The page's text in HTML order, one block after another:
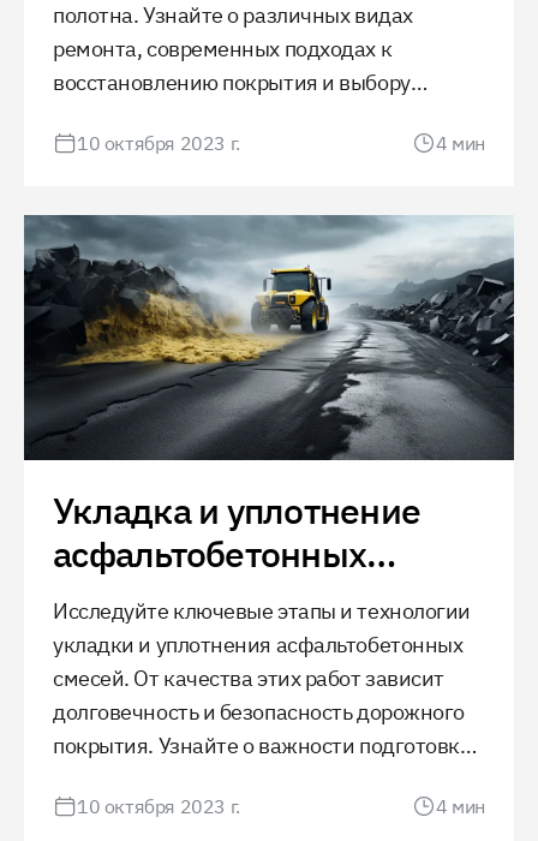
полотна. Узнайте о различных видах
ремонта, современных подходах к
восстановлению покрытия и выбору
обеспечивает безопасность и комфорт
10 октября 2023 г. 4 мин
Укладка и уплотнение
асфальтобетонных
смесей
Исследуйте ключевые этапы и технологии
укладки и уплотнения асфальтобетонных
смесей. От качества этих работ зависит
долговечность и безопасность дорожного
покрытия. Узнайте о важности подготовки
и контроле качества для обеспечения
10 октября 2023 г. 4 мин